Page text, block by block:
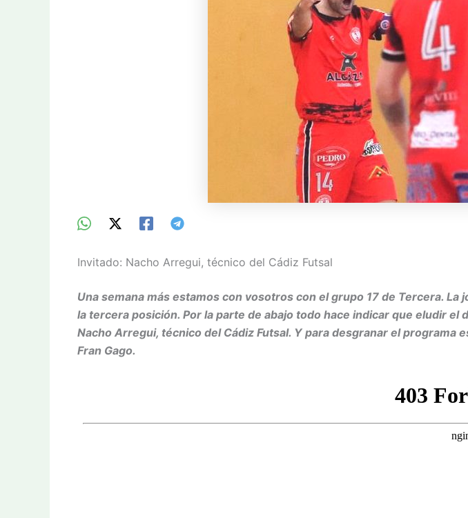
Invitado: Nacho Arregui, técnico del Cádiz Futsal
Una semana más estamos con vosotros con el grupo 17 de Tercera.
la tercera posición. Por la parte de abajo todo hace indicar que eludir
Nacho Arregui, técnico del Cádiz Futsal. Y para desgranar el
Fran Gago.